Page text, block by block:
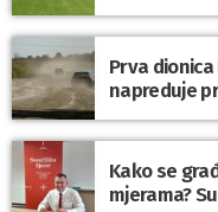
Prva
napreduje
Kako se
mjerama?